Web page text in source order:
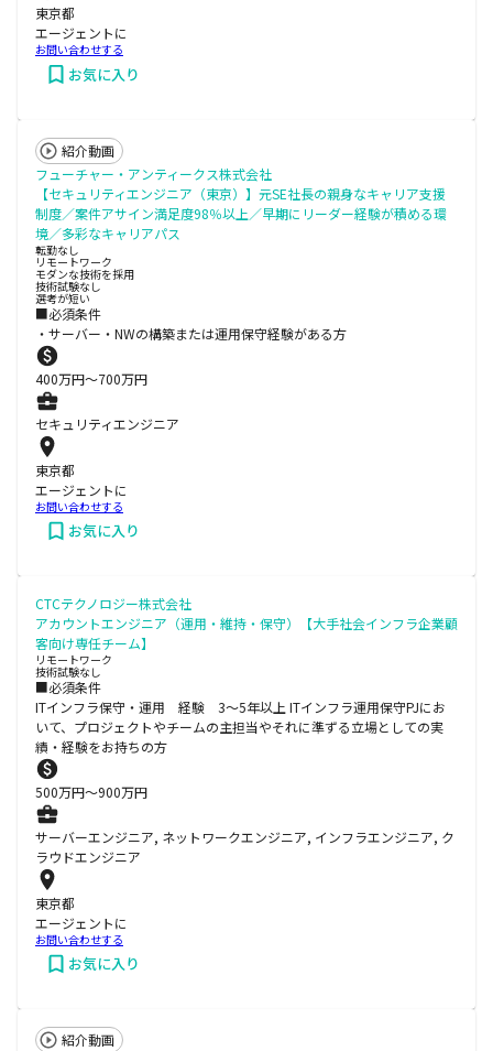
東京都
エージェントに
お問い合わせする
お気に入り
紹介動画
フューチャー・アンティークス株式会社
【セキュリティエンジニア（東京）】元SE社長の親身なキャリア支援
制度／案件アサイン満足度98％以上／早期にリーダー経験が積める環
境／多彩なキャリアパス
転勤なし
リモートワーク
モダンな技術を採用
技術試験なし
選考が短い
■必須条件
・サーバー・NWの構築または運用保守経験がある方
400万円〜700万円
セキュリティエンジニア
東京都
エージェントに
お問い合わせする
お気に入り
CTCテクノロジー株式会社
アカウントエンジニア（運用・維持・保守）【大手社会インフラ企業顧
客向け専任チーム】
リモートワーク
技術試験なし
■必須条件
ITインフラ保守・運用 経験 3～5年以上 ITインフラ運用保守PJにお
いて、プロジェクトやチームの主担当やそれに準ずる立場としての実
績・経験をお持ちの方
500万円〜900万円
サーバーエンジニア, ネットワークエンジニア, インフラエンジニア, ク
ラウドエンジニア
東京都
エージェントに
お問い合わせする
お気に入り
紹介動画